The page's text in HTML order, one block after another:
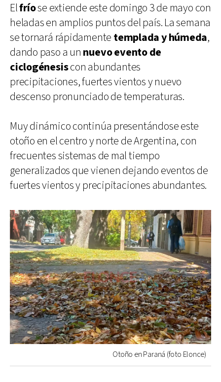
Elfríose extiende este domingo 3 de mayo con
heladas en amplios puntos del país. La semana
se tornará rápidamente templada y húmeda,
dando paso a un nuevo evento de
ciclogénesiscon abundantes
precipitaciones, fuertes vientos y nuevo
descenso pronunciado de temperaturas.
Muy dinámico continúa presentándose este
otoño en el centro y norte de Argentina, con
frecuentes sistemas de mal tiempo
generalizados que vienen dejando eventos de
fuertes vientos y precipitaciones abundantes.
Otoño en Paraná (foto Elonce)